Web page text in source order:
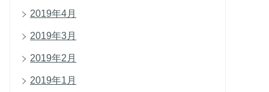
2019年4月
2019年3月
2019年2月
2019年1月